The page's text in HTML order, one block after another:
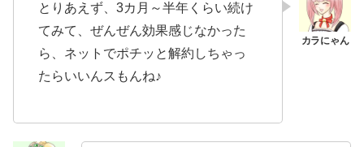
とりあえず、3カ月～半年くらい続け
てみて、ぜんぜん効果感じなかった
ら、ネットでポチッと解約しちゃっ
たらいいんスもんね♪